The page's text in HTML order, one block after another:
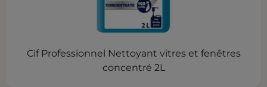
Cif Professionnel Nettoyant vitres et fenêtres
concentré 2L